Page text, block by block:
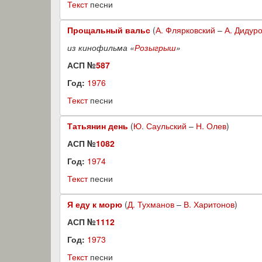
Текстпесни
Прощальный вальс (А. Флярковский – А.
из кинофильма «Розыгрыш»
АСП №587
Год: 1976
Текстпесни
Татьянин день (Ю. Саульский – Н. Олев)
АСП №1082
Год: 1974
Текстпесни
Я еду к морю (Д. Тухманов – В. Харитонов)
АСП №1112
Год: 1973
Текстпесни